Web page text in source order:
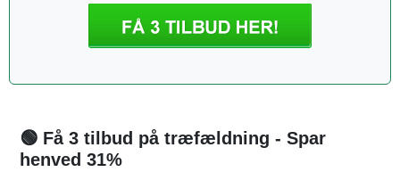
🟢 Få 3 tilbud på træfældning - Spar
henved 31%